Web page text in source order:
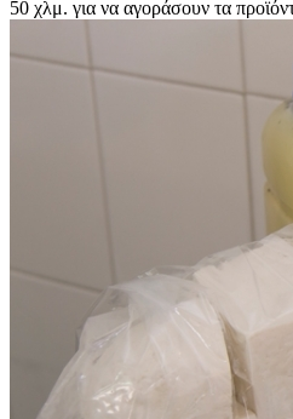
50 χλμ. για να αγοράσουν τα